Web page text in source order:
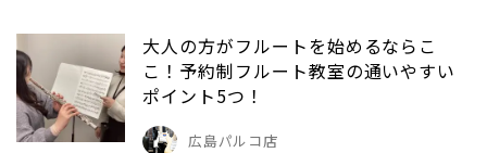
大人の方がフルートを始めるならこ
こ！予約制フルート教室の通いやすい
ポイント5つ！
広島パルコ店